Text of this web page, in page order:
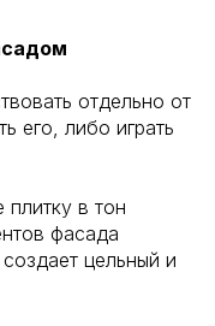
отдельно от
его, либо играть
в тон
фасада
цельный и